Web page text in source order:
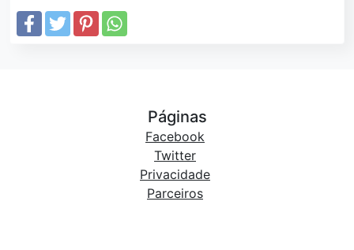
Páginas
Facebook
Twitter
Privacidade
Parceiros